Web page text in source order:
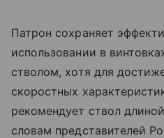
Патрон сохраняет
использовании в
стволом, хотя для
скоростных
рекомендует ствол
словам представителей